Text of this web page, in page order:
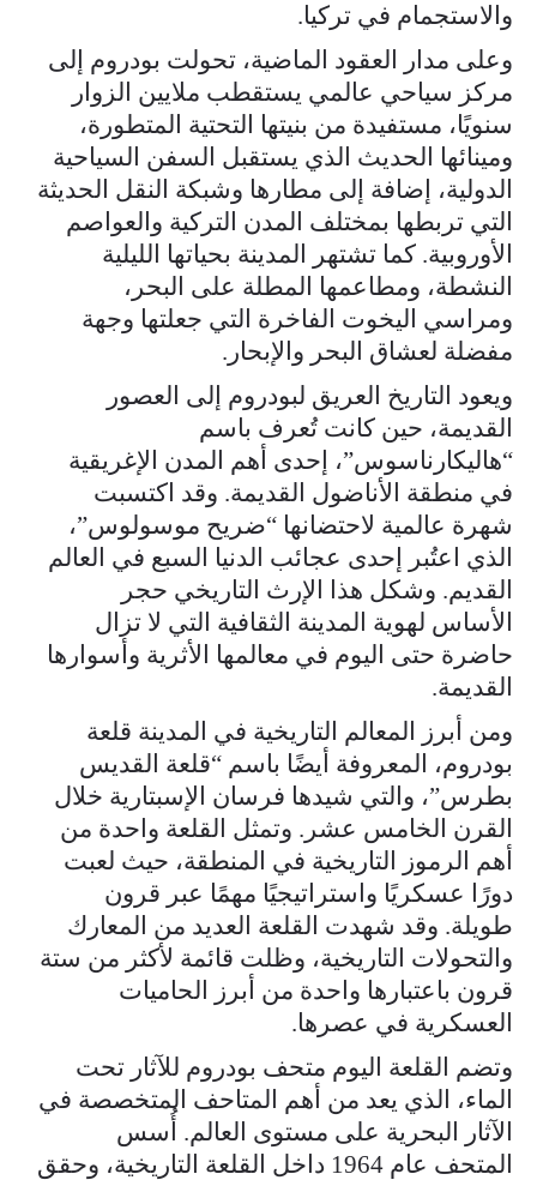
والاستجمام في تركيا.
وعلى مدار العقود الماضية، تحولت بودروم إلى
مركز سياحي عالمي يستقطب ملايين الزوار
سنويًا، مستفيدة من بنيتها التحتية المتطورة،
ومينائها الحديث الذي يستقبل السفن السياحية
الدولية، إضافة إلى مطارها وشبكة النقل الحديثة
التي تربطها بمختلف المدن التركية والعواصم
الأوروبية. كما تشتهر المدينة بحياتها الليلية
النشطة، ومطاعمها المطلة على البحر،
ومراسي اليخوت الفاخرة التي جعلتها وجهة
مفضلة لعشاق البحر والإبحار.
ويعود التاريخ العريق لبودروم إلى العصور
القديمة، حين كانت تُعرف باسم
“هاليكارناسوس”، إحدى أهم المدن الإغريقية
في منطقة الأناضول القديمة. وقد اكتسبت
شهرة عالمية لاحتضانها “ضريح موسولوس”،
الذي اعتُبر إحدى عجائب الدنيا السبع في العالم
القديم. وشكل هذا الإرث التاريخي حجر
الأساس لهوية المدينة الثقافية التي لا تزال
حاضرة حتى اليوم في معالمها الأثرية وأسوارها
القديمة.
ومن أبرز المعالم التاريخية في المدينة قلعة
بودروم، المعروفة أيضًا باسم “قلعة القديس
بطرس”، والتي شيدها فرسان الإسبتارية خلال
القرن الخامس عشر. وتمثل القلعة واحدة من
أهم الرموز التاريخية في المنطقة، حيث لعبت
دورًا عسكريًا واستراتيجيًا مهمًا عبر قرون
طويلة. وقد شهدت القلعة العديد من المعارك
والتحولات التاريخية، وظلت قائمة لأكثر من ستة
قرون باعتبارها واحدة من أبرز الحاميات
العسكرية في عصرها.
وتضم القلعة اليوم متحف بودروم للآثار تحت
الماء، الذي يعد من أهم المتاحف المتخصصة في
الآثار البحرية على مستوى العالم. أُسس
المتحف عام 1964 داخل القلعة التاريخية، وحقق